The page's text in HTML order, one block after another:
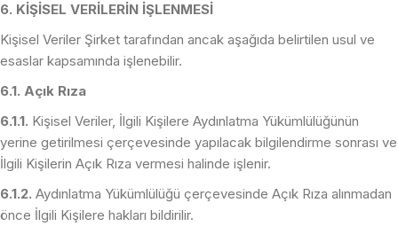
6. KİŞİSEL VERİLERİN İŞLENMESİ
Kişisel Veriler Şirket tarafından ancak aşağıda belirtilen usul ve
esaslar kapsamında işlenebilir.
6.1. Açık Rıza
6.1.1. Kişisel Veriler, İlgili Kişilere Aydınlatma Yükümlülüğünün
yerine getirilmesi çerçevesinde yapılacak bilgilendirme sonrası ve
İlgili Kişilerin Açık Rıza vermesi halinde işlenir.
6.1.2. Aydınlatma Yükümlülüğü çerçevesinde Açık Rıza alınmadan
önce İlgili Kişilere hakları bildirilir.